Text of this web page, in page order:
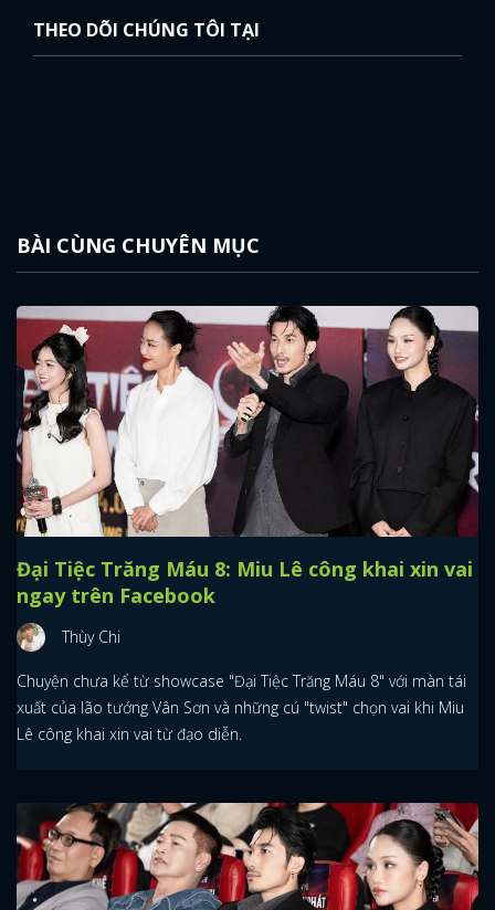
x
ĐĂNG NHẬP
THEO DÕI CHÚNG TÔI TẠI
BÀI CÙNG CHUYÊN MỤC
Đại Tiệc Trăng Máu 8: Miu Lê công khai xin vai
ngay trên Facebook
Thùy Chi
Chuyện chưa kể từ showcase "Đại Tiệc Trăng Máu 8" với màn tái
xuất của lão tướng Vân Sơn và những cú "twist" chọn vai khi Miu
Lê công khai xin vai từ đạo diễn.